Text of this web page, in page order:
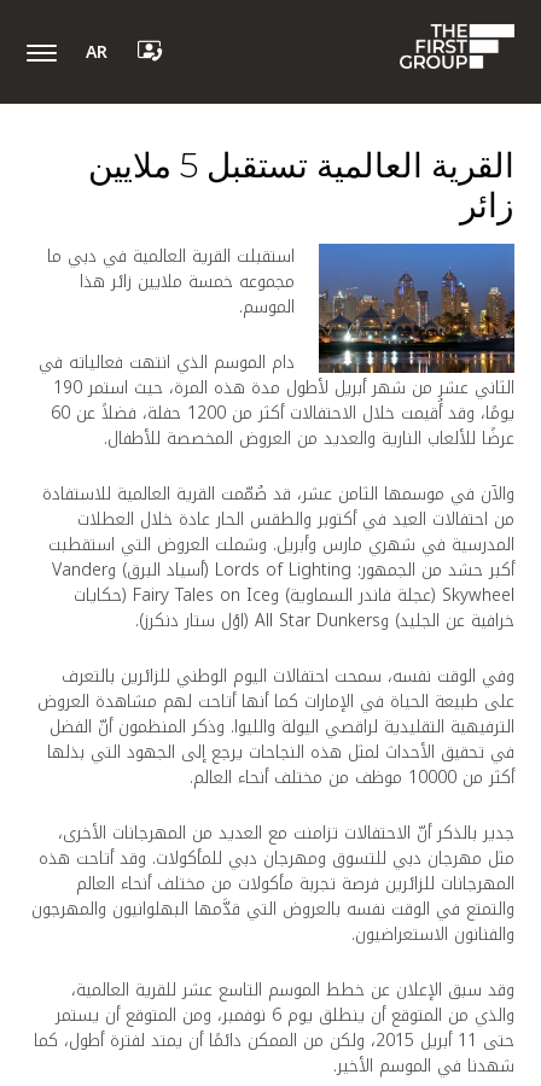
AR
القرية العالمية تستقبل 5 ملايين
زائر
استقبلت القرية العالمية في دبي ما
مجموعه خمسة ملايين زائر هذا
الموسم.
دام الموسم الذي انتهت فعالياته في
الثاني عشر من شهر أبريل لأطول مدة هذه المرة، حيث استمر 190
يومًا، وقد أُقيمت خلال الاحتفالات أكثر من 1200 حفلة، فضلاً عن 60
عرضًا للألعاب النارية والعديد من العروض المخصصة للأطفال.
والآن في موسمها الثامن عشر، قد صُمّمت القرية العالمية للاستفادة
من احتفالات العيد في أكتوبر والطقس الحار عادة خلال العطلات
المدرسية في شهري مارس وأبريل. وشملت العروض التي استقطبت
أكبر حشد من الجمهور: Lords of Lighting (أسياد البرق) وVander
Skywheel (عجلة فاندر السماوية) وFairy Tales on Ice (حكايات
خرافية عن الجليد) وAll Star Dunkers (اؤل ستار دنكرز).
وفي الوقت نفسه، سمحت احتفالات اليوم الوطني للزائرين بالتعرف
على طبيعة الحياة في الإمارات كما أنها أتاحت لهم مشاهدة العروض
الترفيهية التقليدية لراقصي اليولة والليوا. وذكر المنظمون أنّ الفضل
في تحقيق الأحداث لمثل هذه النجاحات يرجع إلى الجهود التي بذلها
أكثر من 10000 موظف من مختلف أنحاء العالم.
جدير بالذكر أنّ الاحتفالات تزامنت مع العديد من المهرجانات الأخرى،
مثل مهرجان دبي للتسوق ومهرجان دبي للمأكولات. وقد أتاحت هذه
المهرجانات للزائرين فرصة تجربة مأكولات من مختلف أنحاء العالم
والتمتع في الوقت نفسه بالعروض التي قدَّمها البهلوانيون والمهرجون
والفنانون الاستعراضيون.
وقد سبق الإعلان عن خطط الموسم التاسع عشر للقرية العالمية،
والذي من المتوقع أن ينطلق يوم 6 نوفمبر، ومن المتوقع أن يستمر
حتى 11 أبريل 2015، ولكن من الممكن دائمًا أن يمتد لفترة أطول، كما
شهدنا في الموسم الأخير.